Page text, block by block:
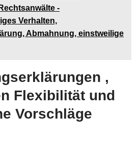
-
Verhalten,
Abmahnung, einstweilige
,
Flexibilität und
Vorschläge